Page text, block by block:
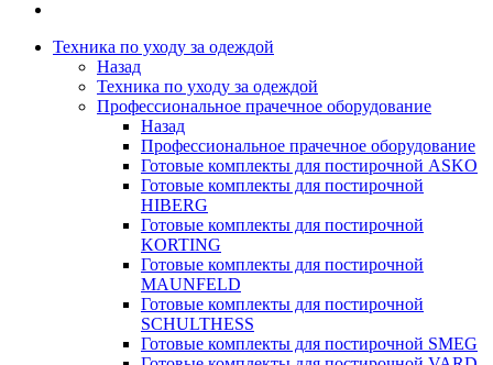
Техника по уходу за одеждой
Назад
Техника по уходу за одеждой
Профессиональное прачечное оборудование
Назад
Профессиональное прачечное оборудование
Готовые комплекты для постирочной ASKO
Готовые комплекты для постирочной
HIBERG
Готовые комплекты для постирочной
KORTING
Готовые комплекты для постирочной
MAUNFELD
Готовые комплекты для постирочной
SCHULTHESS
Готовые комплекты для постирочной SMEG